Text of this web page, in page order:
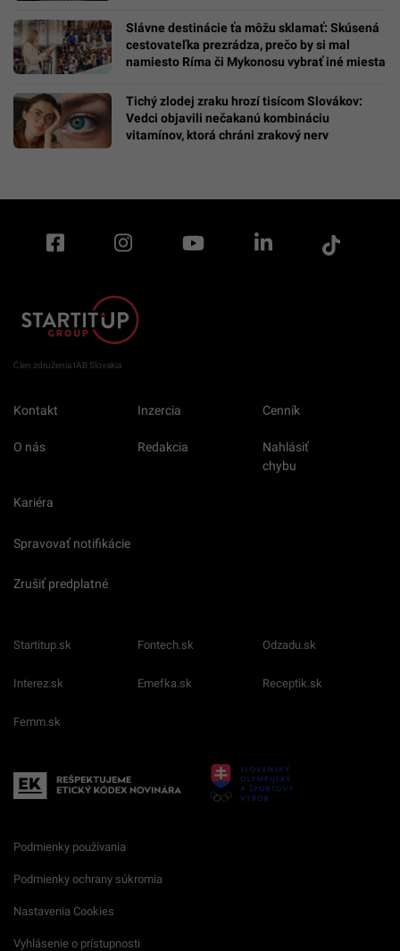
Slávne destinácie ťa môžu sklamať: Skúsená
cestovateľka prezrádza, prečo by si mal
namiesto Ríma či Mykonosu vybrať iné miesta
Tichý zlodej zraku hrozí tisícom Slovákov:
Vedci objavili nečakanú kombináciu
vitamínov, ktorá chráni zrakový nerv
Člen združenia IAB Slovakia
Kontakt Inzercia Cenník
O nás Redakcia
Nahlásiť
chybu
Kariéra
Spravovať notifikácie
Zrušiť predplatné
Startitup.sk Fontech.sk Odzadu.sk
Interez.sk Emefka.sk Receptik.sk
Femm.sk
Podmienky používania
Podmienky ochrany súkromia
Nastavenia Cookies
Vyhlásenie o prístupnosti